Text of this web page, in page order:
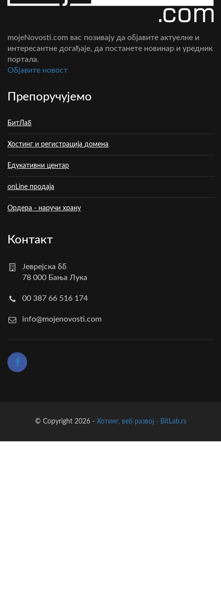
mojeNovosti.com вас позивају да објавите актуелне и
интересантне догађаје, да постанете новинар и уредник
портала.
Oбјавите новост
Препоручујемо
БитЛаб
Хостинг и регистрација домена
Едукативни центар
onLine продаја
Ордера - наручи храну
Контакт
Јеврејска бб
78 000 Бања Лука
00 387 66 516 174
info@mojenovosti.com
© Copyright 2026 - Хотинг, веб развој - BitLab.rs